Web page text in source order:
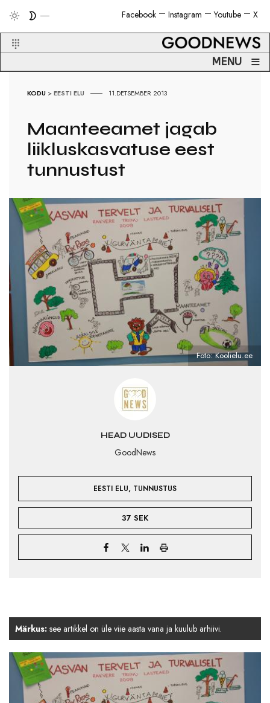
X
Youtube
Instagram
Facebook
MENU ≡
KODU >EESTI ELU 11.DETSEMBER 2013
Maanteeamet jagab
liikluskasvatuse eest
tunnustust
HEAD UUDISED
GoodNews
EESTI ELU, TUNNUSTUS
37 SEK
Foto: Koolielu.ee
Märkus: see artikkel on üle viie aasta vana ja kuulub arhiivi.